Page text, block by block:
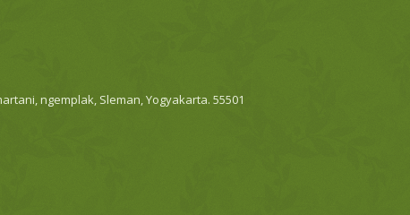
ngemplak, Sleman, Yogyakarta. 55501